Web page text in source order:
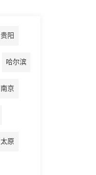
贵阳
哈尔滨
南京
太原